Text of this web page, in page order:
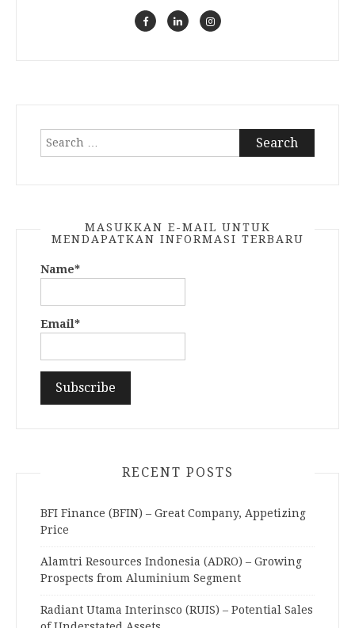
Search
MASUKKAN E-MAIL UNTUK
MENDAPATKAN INFORMASI TERBARU
Name*
Email*
RECENT POSTS
BFI Finance (BFIN) – Great Company, Appetizing
Price
Alamtri Resources Indonesia (ADRO) – Growing
Prospects from Aluminium Segment
Radiant Utama Interinsco (RUIS) – Potential Sales